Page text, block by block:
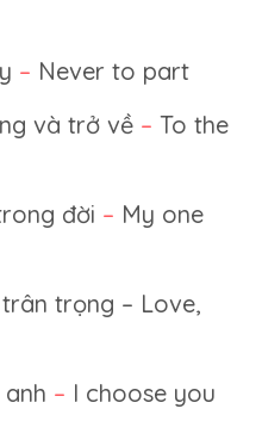
– Never to part
và trở về – To the
đời – My one
trọng – Love,
– I choose you